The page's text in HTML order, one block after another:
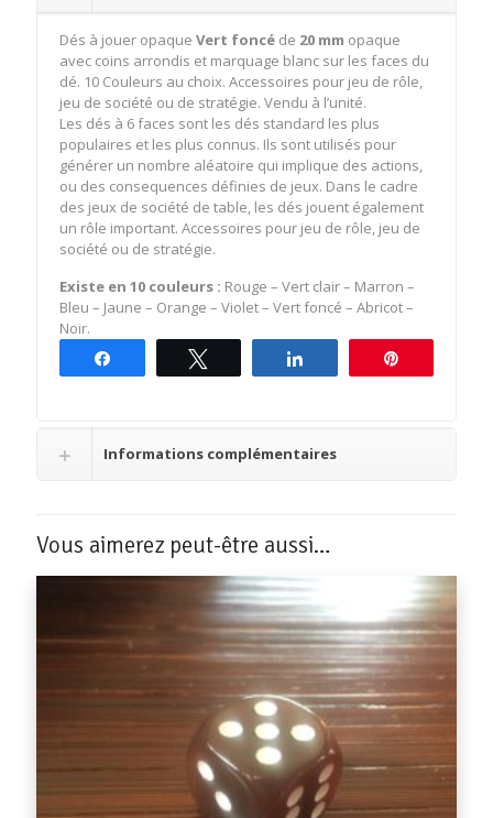
Dés à jouer opaque Vert foncé de 20 mm opaque
avec coins arrondis et marquage blanc sur les faces du
dé. 10 Couleurs au choix. Accessoires pour jeu de rôle,
jeu de société ou de stratégie. Vendu à l’unité.
Les dés à 6 faces sont les dés standard les plus
populaires et les plus connus. Ils sont utilisés pour
générer un nombre aléatoire qui implique des actions,
ou des consequences définies de jeux. Dans le cadre
des jeux de société de table, les dés jouent également
un rôle important. Accessoires pour jeu de rôle, jeu de
société ou de stratégie.
Existe en 10 couleurs : Rouge – Vert clair – Marron –
Bleu – Jaune – Orange – Violet – Vert foncé – Abricot –
Noir.
Informations complémentaires
Vous aimerez peut-être aussi…